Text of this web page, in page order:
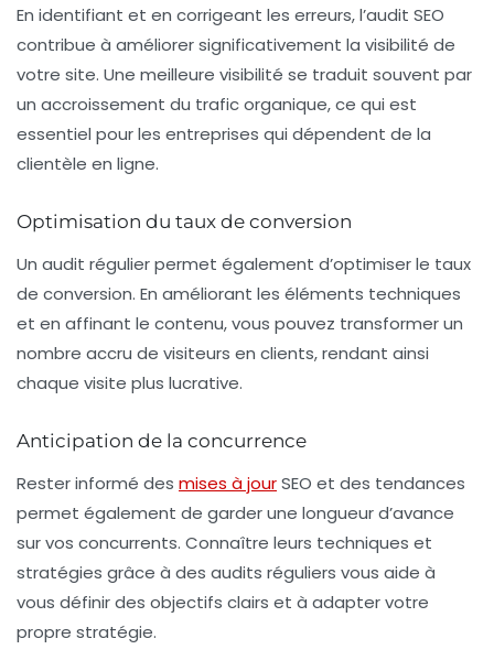
En identifiant et en corrigeant les erreurs, l’audit SEO
contribue à améliorer significativement la visibilité de
votre site. Une meilleure visibilité se traduit souvent par
un accroissement du trafic organique, ce qui est
essentiel pour les entreprises qui dépendent de la
clientèle en ligne.
Optimisation du taux de conversion
Un audit régulier permet également d’optimiser le taux
de conversion. En améliorant les éléments techniques
et en affinant le contenu, vous pouvez transformer un
nombre accru de visiteurs en clients, rendant ainsi
chaque visite plus lucrative.
Anticipation de la concurrence
Rester informé des mises à jourSEO et des tendances
permet également de garder une longueur d’avance
sur vos concurrents. Connaître leurs techniques et
stratégies grâce à des audits réguliers vous aide à
vous définir des objectifs clairs et à adapter votre
propre stratégie.